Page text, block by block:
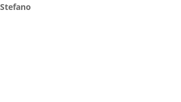
Stefano